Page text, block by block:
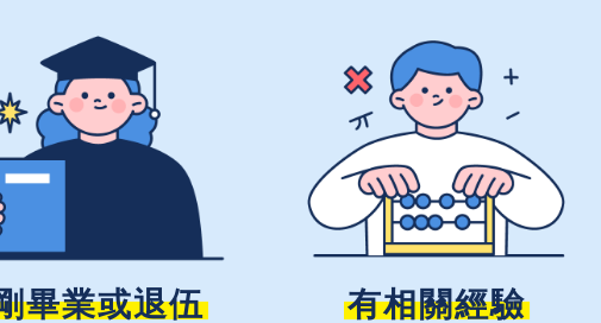
畢業或退伍 有相關經驗